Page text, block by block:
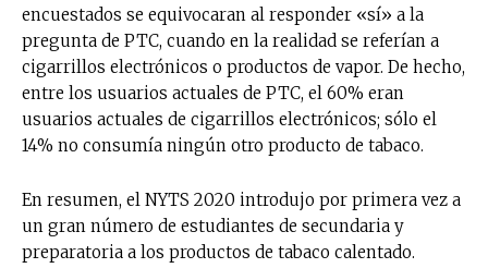
encuestados se equivocaran al responder «sí» a la
pregunta de PTC, cuando en la realidad se referían a
cigarrillos electrónicos o productos de vapor. De hecho,
entre los usuarios actuales de PTC, el 60% eran
usuarios actuales de cigarrillos electrónicos; sólo el
14% no consumía ningún otro producto de tabaco.
En resumen, el NYTS 2020 introdujo por primera vez a
un gran número de estudiantes de secundaria y
preparatoria a los productos de tabaco calentado.